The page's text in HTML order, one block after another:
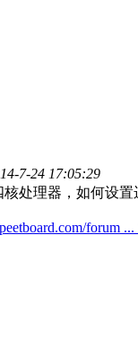
7-24 17:05:29
核处理器，如何设
forum